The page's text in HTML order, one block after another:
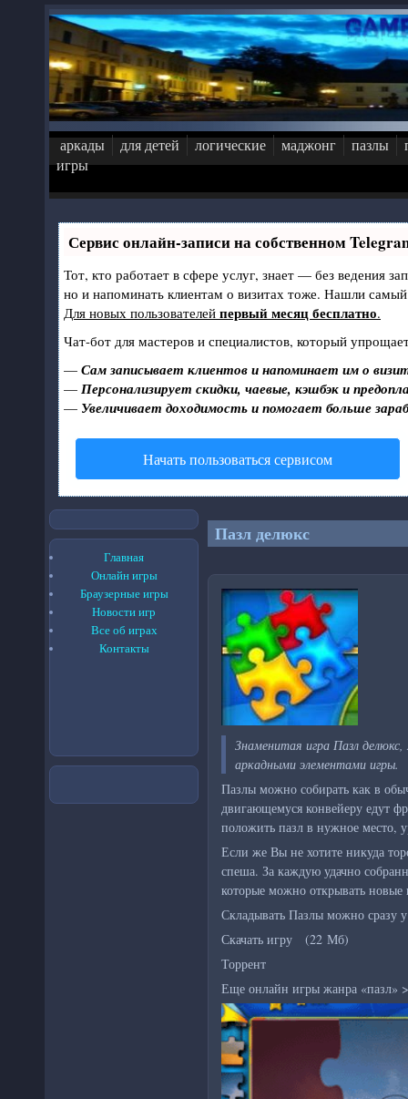
Перейти к основному содержанию
аркады для детей логические маджонг пазлы
игры
Сервис онлайн-записи на собственном
Тот, кто работает в сфере услуг, знает — без ведения
но и напоминать клиентам о визитах тоже. Нашли
Для новых пользователей первый месяц бесплатно.
Чат-бот для мастеров и специалистов, который
— Сам записывает клиентов и напоминает им о
— Персонализирует скидки, чаевые, кэшбэк и
— Увеличивает доходимость и помогает больше
Начать пользоваться сервисом
Пазл делюкс
Знаменитая игра Пазл
аркадными элементами игры.
Пазлы можно собирать как в
двигающемуся конвейеру едут
положить пазл в нужное место,
Если же Вы не хотите никуда
спеша. За каждую удачно
которые можно открывать новые
Складывать Пазлы можно сразу
Скачать игру (22 Мб)
Торрент
Еще онлайн игры жанра «пазл»
Главная
Онлайн игры
Браузерные игры
Новости игр
Все об играх
Контакты